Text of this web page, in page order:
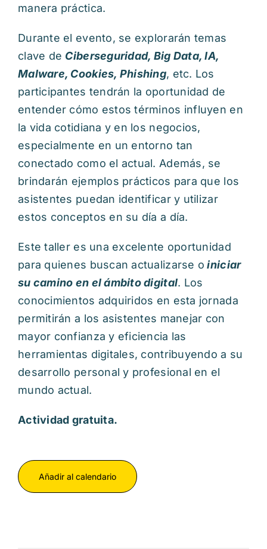
manera práctica.
Durante el evento, se explorarán temas
clave de Ciberseguridad, Big Data, IA,
Malware, Cookies, Phishing, etc. Los
participantes tendrán la oportunidad de
entender cómo estos términos influyen en
la vida cotidiana y en los negocios,
especialmente en un entorno tan
conectado como el actual. Además, se
brindarán ejemplos prácticos para que los
asistentes puedan identificar y utilizar
estos conceptos en su día a día.
Este taller es una excelente oportunidad
para quienes buscan actualizarse o iniciar
su camino en el ámbito digital. Los
conocimientos adquiridos en esta jornada
permitirán a los asistentes manejar con
mayor confianza y eficiencia las
herramientas digitales, contribuyendo a su
desarrollo personal y profesional en el
mundo actual.
Actividad gratuita.
Añadir al calendario